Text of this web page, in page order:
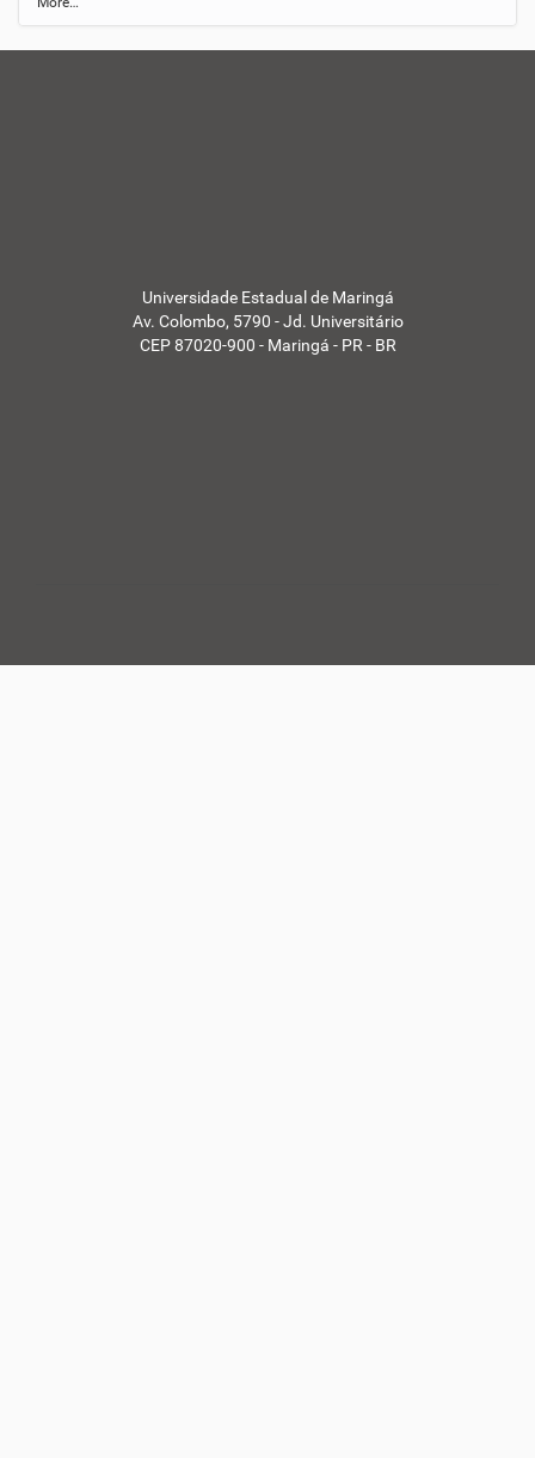
o
Universidade Estadual de Maringá
Av. Colombo, 5790 - Jd. Universitário
CEP 87020-900 - Maringá - PR - BR